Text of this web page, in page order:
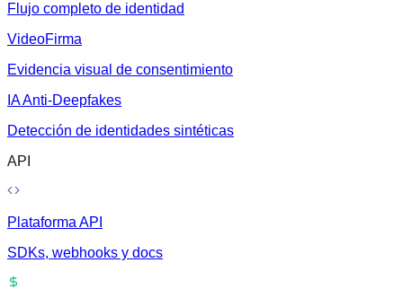
Flujo completo de identidad
VideoFirma
Evidencia visual de consentimiento
IA Anti-Deepfakes
Detección de identidades sintéticas
API
Plataforma API
SDKs, webhooks y docs